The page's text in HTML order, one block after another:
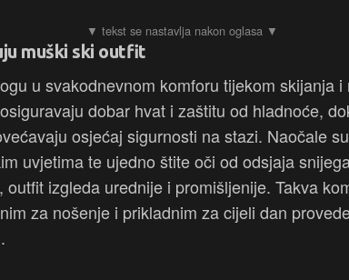
muški ski outfit
u svakodnevnom komforu tijekom skijanja
dobar hvat i zaštitu od hladnoće,
osjećaj sigurnosti na stazi. Naočale
uvjetima te ujedno štite oči od odsjaja
outfit izgleda urednije i promišljenije. Takva
za nošenje i prikladnim za cijeli dan